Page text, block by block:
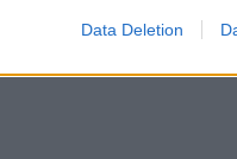
Data Deletion